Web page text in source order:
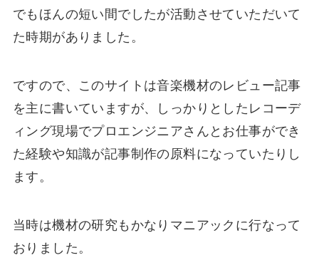
でもほんの短い間でしたが活動させていただいて
た時期がありました。
ですので、このサイトは音楽機材のレビュー記事
を主に書いていますが、しっかりとしたレコーデ
ィング現場でプロエンジニアさんとお仕事ができ
た経験や知識が記事制作の原料になっていたりし
ます。
当時は機材の研究もかなりマニアックに行なって
おりました。